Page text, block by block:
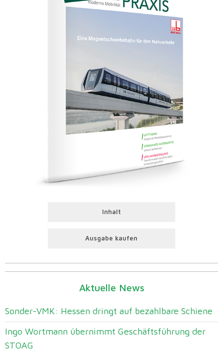
Inhalt
Ausgabe kaufen
Aktuelle News
Sonder-VMK: Hessen dringt auf bezahlbare Schiene
Ingo Wortmann übernimmt Geschäftsführung der
STOAG